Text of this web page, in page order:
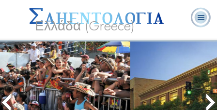
Ελλάδα (Greece)
Λ. Ρον
Χάμπαρντ
Τι είναι η
Σαηεντολογία;
Εθελοντές
Λειτουργοί